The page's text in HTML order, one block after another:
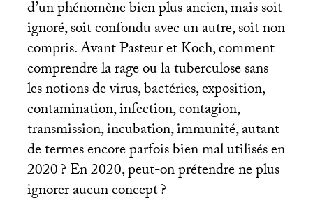
d’un phénomène bien plus ancien, mais soit
ignoré, soit confondu avec un autre, soit non
compris. Avant Pasteur et Koch, comment
comprendre la rage ou la tuberculose sans
les notions de virus, bactéries, exposition,
contamination, infection, contagion,
transmission, incubation, immunité, autant
de termes encore parfois bien mal utilisés en
2020? En 2020, peut-on prétendre ne plus
ignorer aucun concept?